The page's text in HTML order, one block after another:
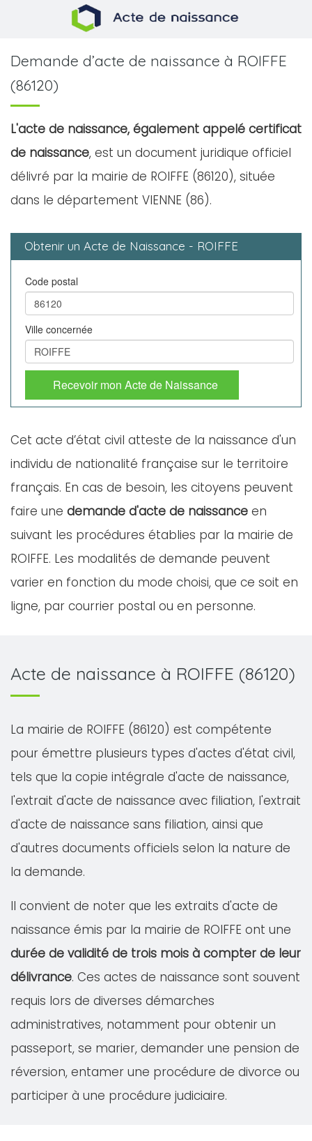
Demande d’acte de naissance à ROIFFE
(86120)
L'acte de naissance, également appelé certificat
de naissance, est un document juridique officiel
délivré par la mairie de ROIFFE (86120), située
dans le département VIENNE (86).
Obtenir un Acte de Naissance - ROIFFE
Code postal
Ville concernée
Recevoir mon Acte de Naissance
Cet acte d’état civil atteste de la naissance d'un
individu de nationalité française sur le territoire
français. En cas de besoin, les citoyens peuvent
faire une demande d'acte de naissance en
suivant les procédures établies par la mairie de
ROIFFE. Les modalités de demande peuvent
varier en fonction du mode choisi, que ce soit en
ligne, par courrier postal ou en personne.
Acte de naissance à ROIFFE (86120)
La mairie de ROIFFE (86120) est compétente
pour émettre plusieurs types d'actes d'état civil,
tels que la copie intégrale d'acte de naissance,
l'extrait d'acte de naissance avec filiation, l'extrait
d'acte de naissance sans filiation, ainsi que
d'autres documents officiels selon la nature de
la demande.
Il convient de noter que les extraits d'acte de
naissance émis par la mairie de ROIFFE ont une
durée de validité de trois mois à compter de leur
délivrance. Ces actes de naissance sont souvent
requis lors de diverses démarches
administratives, notamment pour obtenir un
passeport, se marier, demander une pension de
réversion, entamer une procédure de divorce ou
participer à une procédure judiciaire.